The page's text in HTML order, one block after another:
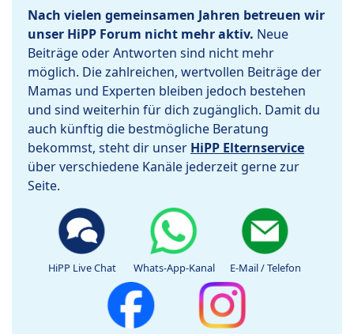
Nach vielen gemeinsamen Jahren betreuen wir
unser HiPP Forum nicht mehr aktiv. Neue
Beiträge oder Antworten sind nicht mehr
möglich. Die zahlreichen, wertvollen Beiträge der
Mamas und Experten bleiben jedoch bestehen
und sind weiterhin für dich zugänglich. Damit du
auch künftig die bestmögliche Beratung
bekommst, steht dir unser HiPP Elternservice
über verschiedene Kanäle jederzeit gerne zur
Seite.
HiPP Live Chat Whats-App-Kanal E-Mail / Telefon